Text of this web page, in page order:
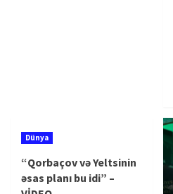
Dünya
“Qorbaçov və Yeltsinin
əsas planı bu idi” –